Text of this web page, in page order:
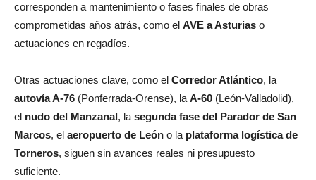
corresponden a mantenimiento o fases finales de obras
comprometidas años atrás, como el AVE a Asturias o
actuaciones en regadíos.
Otras actuaciones clave, como el Corredor Atlántico, la
autovía A-76 (Ponferrada-Orense), la A-60 (León-Valladolid),
el nudo del Manzanal, la segunda fase del Parador de San
Marcos, el aeropuerto de León o la plataforma logística de
Torneros, siguen sin avances reales ni presupuesto
suficiente.